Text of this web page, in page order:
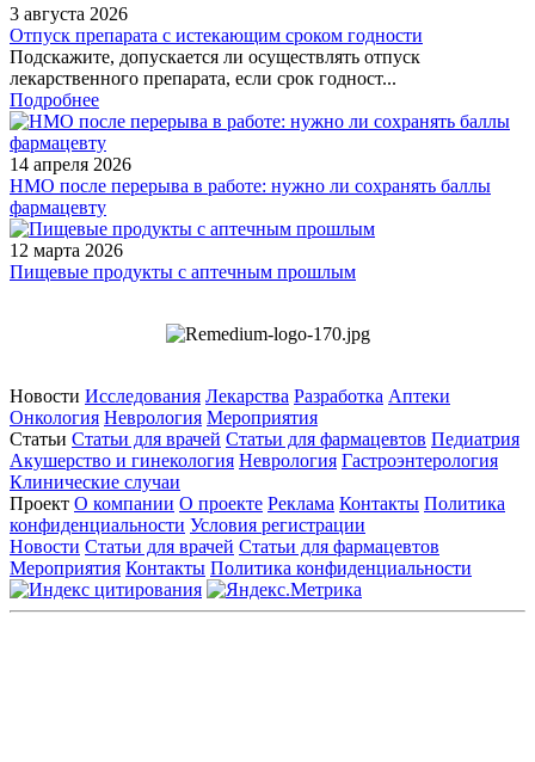
3 августа 2026
Отпуск препарата с истекающим сроком годности
Подскажите, допускается ли осуществлять отпуск
лекарственного препарата, если срок годност...
Подробнее
14 апреля 2026
НМО после перерыва в работе: нужно ли сохранять баллы
фармацевту
12 марта 2026
Пищевые продукты с аптечным прошлым
Новости Исследования Лекарства Разработка Аптеки
Онкология Неврология Мероприятия
Статьи Статьи для врачей Статьи для фармацевтов Педиатрия
Акушерство и гинекология Неврология Гастроэнтерология
Клинические случаи
Проект О компании О проекте Реклама Контакты Политика
конфиденциальности Условия регистрации
Новости Статьи для врачей Статьи для фармацевтов
Мероприятия Контакты Политика конфиденциальности